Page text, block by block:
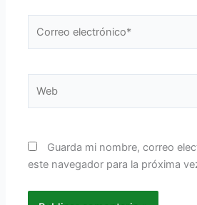
electrónico*
Guarda mi nombre, correo
este navegador para la próxima